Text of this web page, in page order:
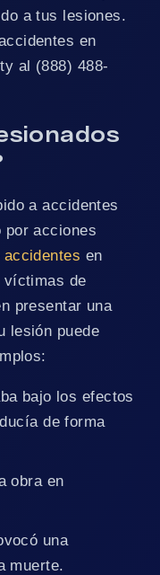
a tus lesiones.
en
al (888) 488-
a accidentes
por acciones
accidentes en
víctimas de
presentar una
lesión puede
de forma
muerte.